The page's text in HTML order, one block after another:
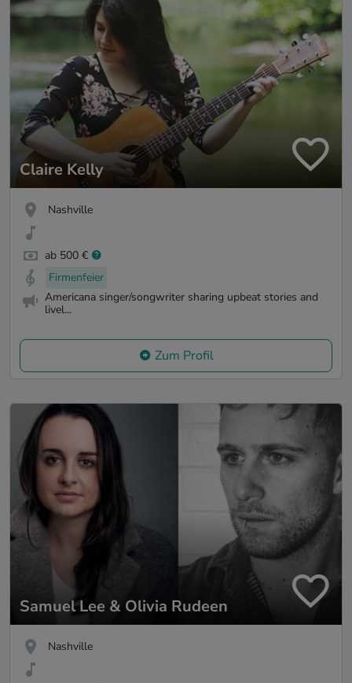
Claire Kelly
Nashville
ab 500 €
Firmenfeier
Americana singer/songwriter sharing upbeat stories and
livel...
Zum Profil
Samuel Lee & Olivia Rudeen
Nashville